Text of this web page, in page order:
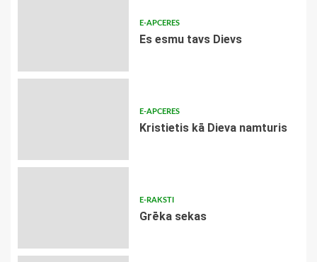
E-APCERES
Es esmu tavs Dievs
E-APCERES
Kristietis kā Dieva namturis
E-RAKSTI
Grēka sekas